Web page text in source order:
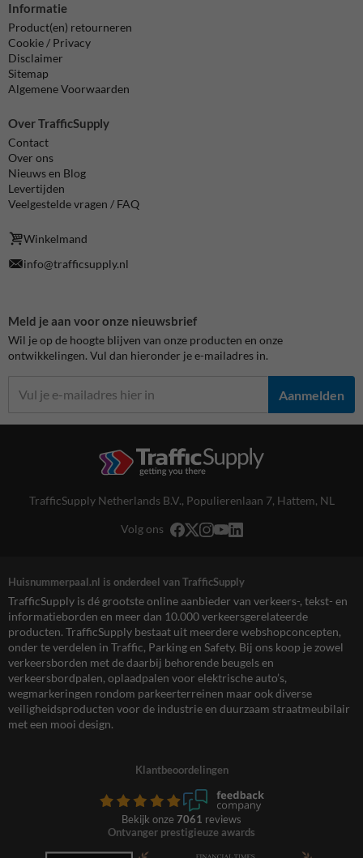
Informatie
Product(en) retourneren
Cookie / Privacy
Disclaimer
Sitemap
Algemene Voorwaarden
Over TrafficSupply
Contact
Over ons
Nieuws en Blog
Levertijden
Veelgestelde vragen / FAQ
Winkelmand
info@trafficsupply.nl
Meld je aan voor onze nieuwsbrief
Wil je op de hoogte blijven van onze producten en onze
ontwikkelingen. Vul dan hieronder je e-mailadres in.
Aanmelden
TrafficSupply Netherlands B.V., Populierenlaan 7, Hattem, NL
Volg ons
Huisnummerpaal.nl is onderdeel van TrafficSupply
TrafficSupply is dé grootste online aanbieder van verkeers-, tekst- en
informatieborden en meer dan 10.000 verkeersgerelateerde
producten. TrafficSupply bestaat uit meerdere webshopconcepten,
onder te verdelen in Traffic, Parking en Safety. Bij ons koop je zowel
verkeersborden met de daarbij behorende beugels en
verkeersbordpalen, oplaadpalen voor elektrische auto’s,
wegmarkeringen rondom parkeerterreinen maar ook diverse
veiligheidsproducten voor de industrie en duurzaam straatmeubilair
met een mooi design.
Klantbeoordelingen
Bekijk onze 7061 reviews
Ontvanger prestigieuze awards